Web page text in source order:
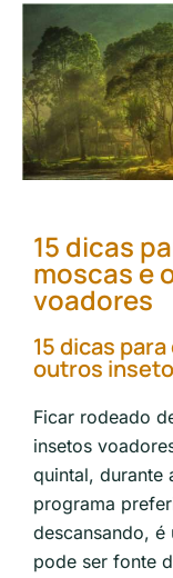
15 dicas
moscas e
voadores
15 dicas
outros
Ficar rodeado
insetos
quintal, durante
programa
descansando, é
pode ser fonte